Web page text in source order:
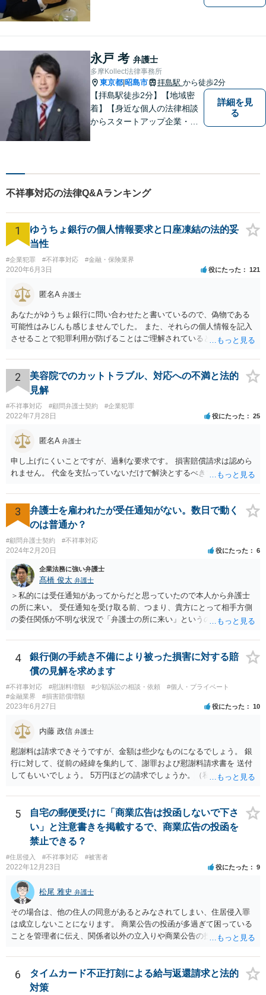
永戸 考 弁護士
多摩Kollect法律事務所
東京都 昭島市 拝島駅 から徒歩2分
【拝島駅徒歩2分】【地域密
着】【身近な個人の法律相談
からスタートアップ企業・中
イスをご提供します。
詳細を見
る
不祥事対応の法律Q&Aランキング
1
ゆうちょ銀行の個人情報要求と口座凍結の法的妥
当性
#企業犯罪 #不祥事対応 #金融・保険業界
2020年6月3日 役にたった 121
匿名A 弁護士
あなたがゆうちょ銀行に問い合わせたと書いているので、偽物である
可能性はみじんも感じませんでした。 また、それらの個人情報を記入
させることで犯罪利用が防げることはご理解されているとおりです。
士に同意を求めているだけです。 最初の回答では分かりづらかったの
かもしれませんが、質問にわかりやすく答えると「法的に許される」
が答えになります。 補足でアドバイスしておきますと、今私に反論し
てきたその内容をゆうちょ銀行にぶつければいいとおもいます。 もっ
とも、ぶつけられたゆうちょ銀行があなたと契約するかは法律上ゆう
ちょ銀行の自由です。
2
美容院でのカットトラブル、対応への不満と法的
見解
#不祥事対応 #顧問弁護士契約 #企業犯罪
2022年7月28日 役にたった 25
匿名A 弁護士
申し上げにくいことですが、過剰な要求です。 損害賠償請求は認めら
れません。 代金を支払っていないだけで解決とするべきでしょう。
3
弁護士を雇われたが受任通知がない。数日で動く
のは普通か？
#顧問弁護士契約 #不祥事対応
2024年2月20日 役にたった 6
企業法務に強い弁護士
髙橋 俊太 弁護士
＞私的には受任通知があってからだと思っていたので本人から弁護士
の所に来い。 受任通知を受け取る前、つまり、貴方にとって相手方側
の委任関係が不明な状況で「弁護士の所に来い」というのは、さすが
絡がきますよね？ 通常はそのような初動となります。
4
銀行側の手続き不備により被った損害に対する賠
償の見解を求めます
#不祥事対応 #慰謝料増額 #少額訴訟の相談・依頼
#個人・プライベート
#金融業界
#損害賠償増額
2023年6月27日 役にたった 10
内藤 政信 弁護士
慰謝料は請求できそうですが、金額は些少なものになるでしょう。 銀
行に対して、従前の経緯を集約して、謝罪および慰謝料請求書を 送付
してもいいでしょう。 5万円ほどの請求でしょうか。（私見）
5
自宅の郵便受けに「商業広告は投函しないで下さ
い」と注意書きを掲載するで、商業広告の投函を
禁止できる？
#住居侵入 #不祥事対応 #被害者
2022年12月23日 役にたった 9
松尾 雅史 弁護士
その場合は、他の住人の同意があるとみなされてしまい、住居侵入罪
は成立しないことになります。 商業公告の投函が多過ぎて困っている
ことを管理者に伝え、関係者以外の立入りや商業公告の投函を禁ずる
6
タイムカード不正打刻による給与返還請求と法的
対策